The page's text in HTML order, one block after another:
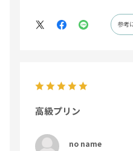
参考
高級プリン
no name